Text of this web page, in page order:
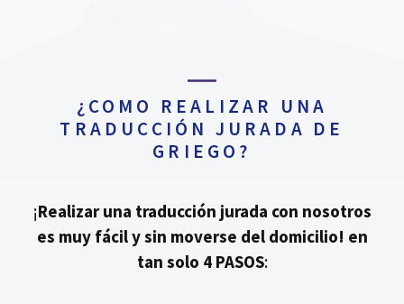
¿COMO REALIZAR UNA
TRADUCCIÓN JURADA DE
GRIEGO?
¡Realizar una traducción jurada con nosotros
es muy fácil y sin moverse del domicilio! en
tan solo 4 PASOS: